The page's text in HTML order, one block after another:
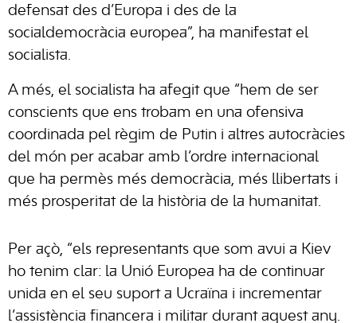
defensat des d’Europa i des de la
socialdemocràcia europea”, ha manifestat el
socialista.
A més, el socialista ha afegit que “hem de ser
conscients que ens trobam en una ofensiva
coordinada pel règim de Putin i altres autocràcies
del món per acabar amb l’ordre internacional
que ha permès més democràcia, més llibertats i
més prosperitat de la història de la humanitat.
Per açò, “els representants que som avui a Kiev
ho tenim clar: la Unió Europea ha de continuar
unida en el seu suport a Ucraïna i incrementar
l’assistència financera i militar durant aquest any.